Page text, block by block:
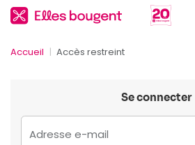
Accueil Accès restreint
Se connecter
Adresse e-mail